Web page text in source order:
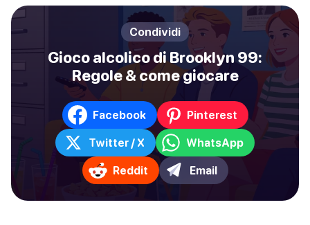
Condividi
Gioco alcolico di Brooklyn 99:
Regole & come giocare
Facebook Pinterest
Twitter / X WhatsApp
Reddit Email